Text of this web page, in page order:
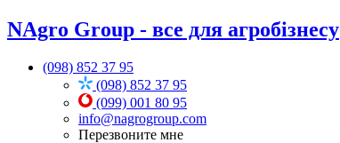
NAgro Group - все для агробізнесу
(098) 852 37 95
(098) 852 37 95
(099) 001 80 95
info@nagrogroup.com
Перезвоните мне